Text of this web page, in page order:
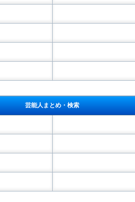
芸能人まとめ・検索